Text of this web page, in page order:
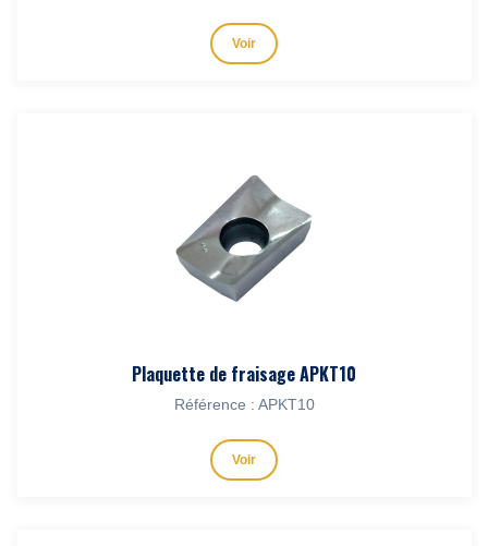
Voir
Plaquette de fraisage APKT10
Référence : APKT10
Voir